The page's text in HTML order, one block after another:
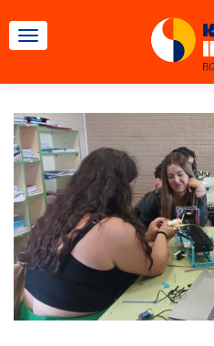
TOGGLE NAVIGATION